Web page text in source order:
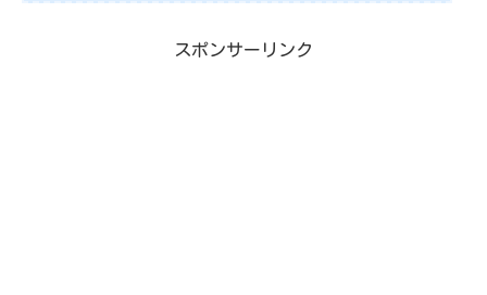
| ).push({});間渕則文さんの経歴wiki＆学歴ド...
スポンサーリンク